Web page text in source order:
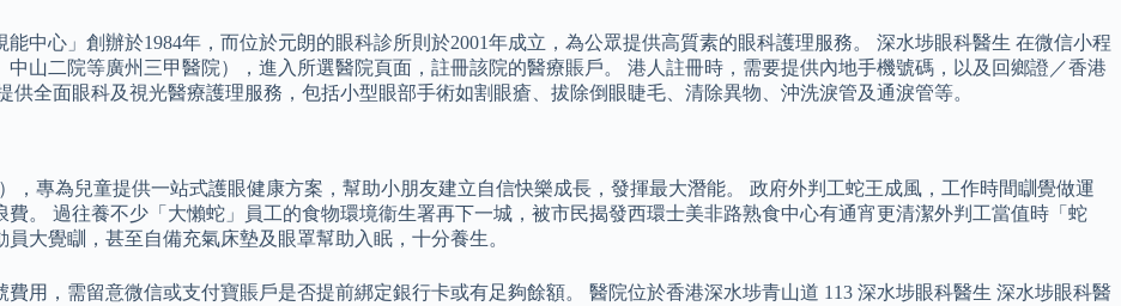
中心」創辦於1984年，而位於元朗的眼科診所則於2001年成立，為公眾提供高質素的眼科護理服務。 深水埗眼科醫生 在微信小程
山二院等廣州三甲醫院），進入所選醫院頁面，註冊該院的醫療賬戶。 港人註冊時，需要提供內地手機號碼，以及回鄉證／香港
全面眼科及視光醫療護理服務，包括小型眼部手術如割眼瘡、拔除倒眼睫毛、清除異物、沖洗淚管及通淚管等。
，專為兒童提供一站式護眼健康方案，幫助小朋友建立自信快樂成長，發揮最大潛能。 政府外判工蛇王成風，工作時間瞓覺做運
。 過往養不少「大懶蛇」員工的食物環境衞生署再下一城，被市民揭發西環士美非路熟食中心有通宵更清潔外判工當值時「蛇
大覺瞓，甚至自備充氣床墊及眼罩幫助入眠，十分養生。
用，需留意微信或支付寶賬戶是否提前綁定銀行卡或有足夠餘額。 醫院位於香港深水埗青山道 113 深水埗眼科醫生 深水埗眼科醫